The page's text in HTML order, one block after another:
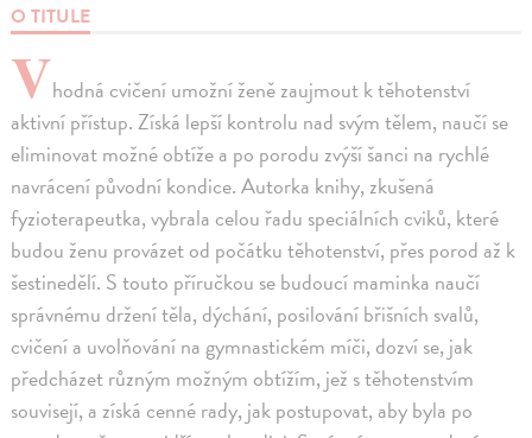
O TITULE
Vhodná cvičení umožní ženě zaujmout k těhotenství
aktivní přístup. Získá lepší kontrolu nad svým tělem, naučí se
eliminovat možné obtíže a po porodu zvýší šanci na rychlé
navrácení původní kondice. Autorka knihy, zkušená
fyzioterapeutka, vybrala celou řadu speciálních cviků, které
budou ženu provázet od počátku těhotenství, přes porod až k
šestinedělí. S touto příručkou se budoucí maminka naučí
správnému držení těla, dýchání, posilování břišních svalů,
cvičení a uvolňování na gymnastickém míči, dozví se, jak
předcházet různým možným obtížím, jež s těhotenstvím
souvisejí, a získá cenné rady, jak postupovat, aby byla po